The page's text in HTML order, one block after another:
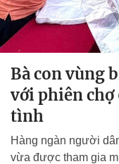
Bà con vùng
với phiên chợ
tình
Hàng ngàn người
vừa được tham gia